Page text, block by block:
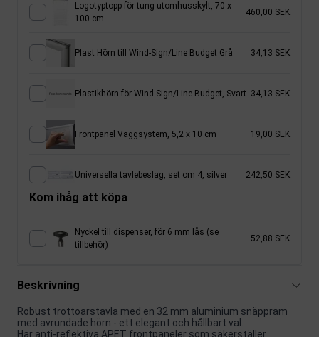
Logotyptopp för tung utomhusskylt, 70 x
100 cm
460,00 SEK
Plast Hörn till Wind-Sign/Line Budget Grå 34,13 SEK
Plastikhörn för Wind-Sign/Line Budget, Svart 34,13 SEK
Frontpanel Väggsystem, 5,2 x 10 cm 19,00 SEK
Universella tavlebeslag, set om 4, silver 242,50 SEK
Kom ihåg att köpa
Nyckel till dispenser, för 6 mm lås (se
tillbehör)
52,88 SEK
Beskrivning
Robust trottoarstavla med en 32 mm aluminium snäppram
med avrundade hörn - ett elegant och hållbart val.
Har anti-reflektiva APET frontpaneler som säkerställer